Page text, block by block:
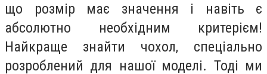
що розмір має значення і навіть є
абсолютно необхідним критерієм!
Найкраще знайти чохол, спеціально
розроблений для нашої моделі. Тоді ми